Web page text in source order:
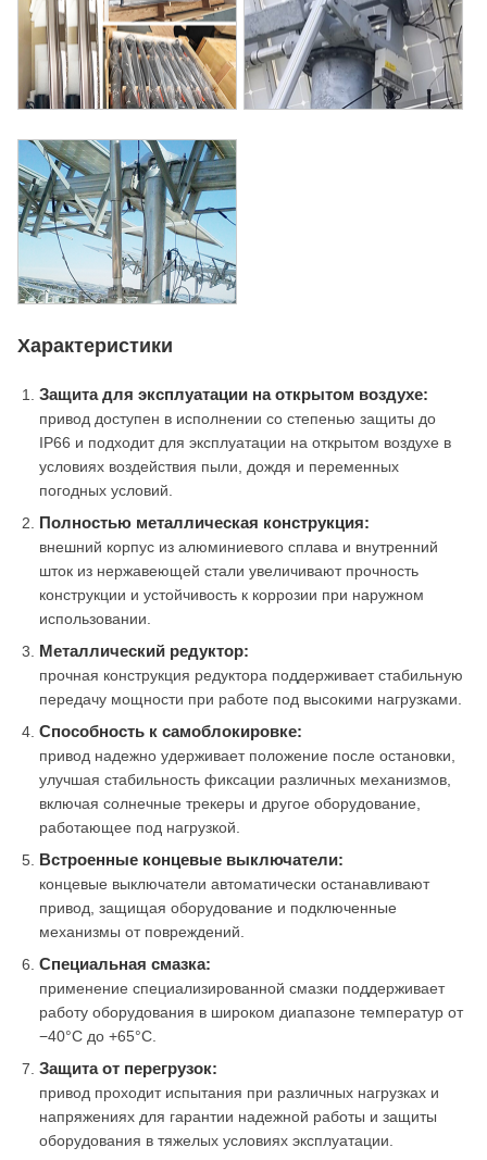
Характеристики
Защита для эксплуатации на открытом воздухе:
привод доступен в исполнении со степенью защиты до
IP66 и подходит для эксплуатации на открытом воздухе в
условиях воздействия пыли, дождя и переменных
погодных условий.
Полностью металлическая конструкция:
внешний корпус из алюминиевого сплава и внутренний
шток из нержавеющей стали увеличивают прочность
конструкции и устойчивость к коррозии при наружном
использовании.
Металлический редуктор:
прочная конструкция редуктора поддерживает стабильную
передачу мощности при работе под высокими нагрузками.
Способность к самоблокировке:
привод надежно удерживает положение после остановки,
улучшая стабильность фиксации различных механизмов,
включая солнечные трекеры и другое оборудование,
работающее под нагрузкой.
Встроенные концевые выключатели:
концевые выключатели автоматически останавливают
привод, защищая оборудование и подключенные
механизмы от повреждений.
Специальная смазка:
применение специализированной смазки поддерживает
работу оборудования в широком диапазоне температур от
−40°C до +65°C.
Защита от перегрузок:
привод проходит испытания при различных нагрузках и
напряжениях для гарантии надежной работы и защиты
оборудования в тяжелых условиях эксплуатации.